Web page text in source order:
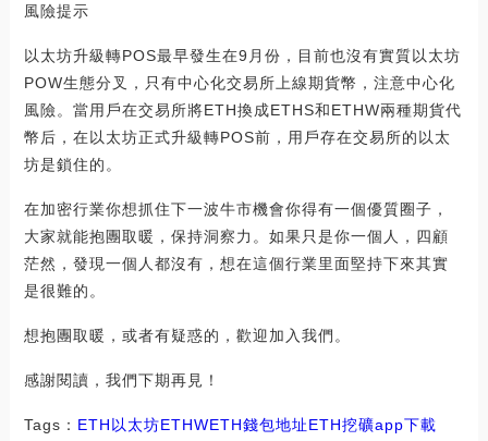
風險提示
以太坊升級轉POS最早發生在9月份，目前也沒有實質以太坊
POW生態分叉，只有中心化交易所上線期貨幣，注意中心化
風險。當用戶在交易所將ETH換成ETHS和ETHW兩種期貨代
幣后，在以太坊正式升級轉POS前，用戶存在交易所的以太
坊是鎖住的。
在加密行業你想抓住下一波牛市機會你得有一個優質圈子，
大家就能抱團取暖，保持洞察力。如果只是你一個人，四顧
茫然，發現一個人都沒有，想在這個行業里面堅持下來其實
是很難的。
想抱團取暖，或者有疑惑的，歡迎加入我們。
感謝閱讀，我們下期再見！
Tags： ETH 以太坊ETHWETH錢包地址ETH挖礦app下載